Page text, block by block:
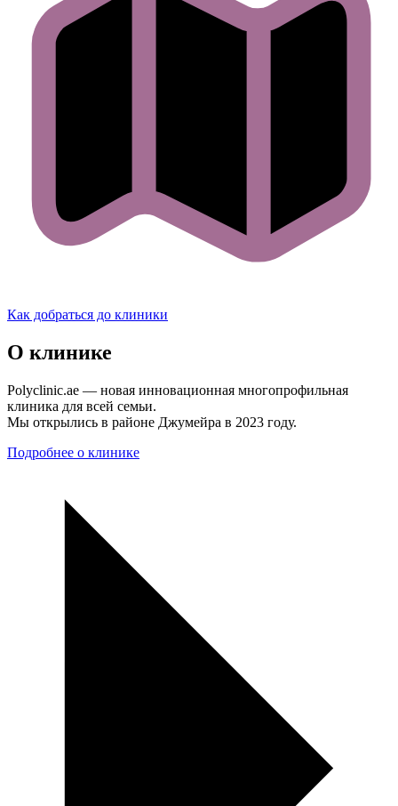
Как добраться до клиники
О клинике
Polyclinic.ae — новая инновационная многопрофильная
клиника для всей семьи.
Мы открылись в районе Джумейра в 2023 году.
Подробнее о клинике